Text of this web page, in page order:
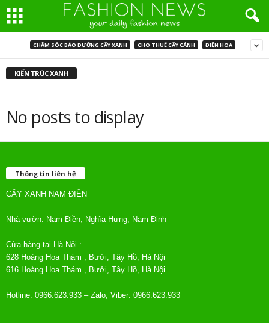
CHĂM SÓC BẢO DƯỠNG CÂY XANH CHO THUÊ CÂY CẢNH ĐIỆN HOA
KIẾN TRÚC XANH
No posts to display
Thông tin liên hệ
CÂY XANH NAM ĐIỀN
Nhà vườn: Nam Điền, Nghĩa Hưng, Nam Định
Cửa hàng tại Hà Nội :
628 Hoàng Hoa Thám , Bưởi, Tây Hồ, Hà Nội
616 Hoàng Hoa Thám , Bưởi, Tây Hồ, Hà Nội
Hotline: 0966.623.933 – Zalo, Viber: 0966.623.933